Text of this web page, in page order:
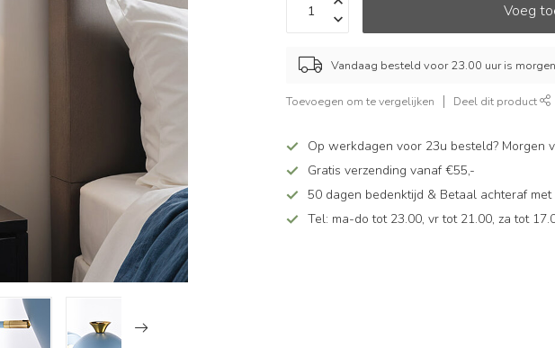
Voeg
Vandaag besteld voor 23.00 uur is
Toevoegen om te vergelijken Deel dit product
Op werkdagen voor 23u besteld? Morgen
Gratis verzending vanaf €55,-
50 dagen bedenktijd & Betaal achteraf met
Tel: ma-do tot 23.00, vr tot 21.00, za tot